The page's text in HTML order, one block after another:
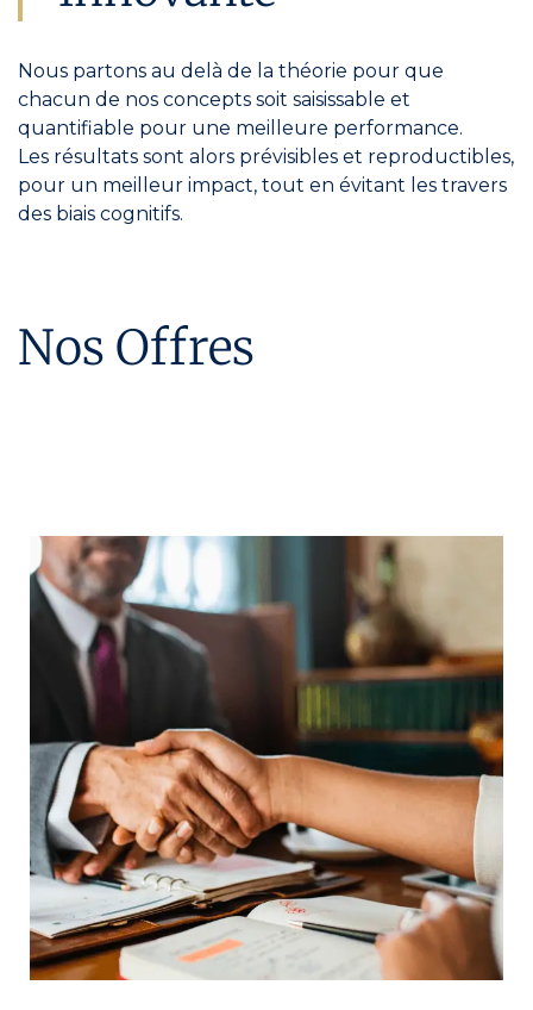
Nous partons au delà de la théorie pour que
chacun de nos concepts soit saisissable et
quantifiable pour une meilleure performance.
Les résultats sont alors prévisibles et reproductibles,
pour un meilleur impact, tout en évitant les travers
des biais cognitifs.
Nos Offres